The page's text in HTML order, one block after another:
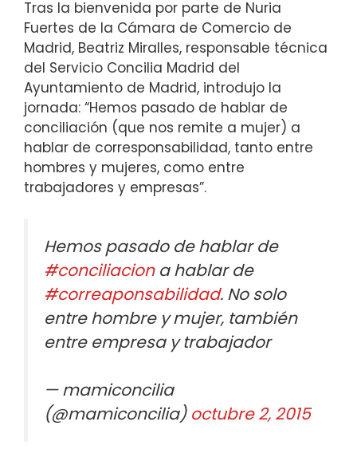
Tras la bienvenida por parte de Nuria
Fuertes de la Cámara de Comercio de
Madrid, Beatriz Miralles, responsable técnica
del Servicio Concilia Madrid del
Ayuntamiento de Madrid, introdujo la
jornada: “Hemos pasado de hablar de
conciliación (que nos remite a mujer) a
hablar de corresponsabilidad, tanto entre
hombres y mujeres, como entre
trabajadores y empresas”.
Hemos pasado de hablar de
#conciliaciona hablar de
#correaponsabilidad. No solo
entre hombre y mujer, también
entre empresa y trabajador
— mamiconcilia
(@mamiconcilia) octubre 2, 2015